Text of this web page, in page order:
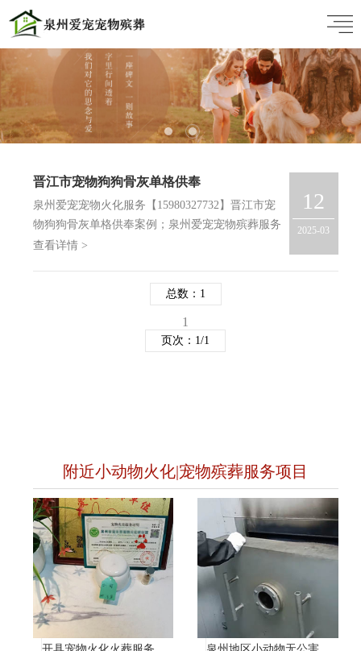
晋江市宠物狗狗骨灰单格供奉
泉州爱宠宠物火化服务【15980327732】晋江市宠
物狗狗骨灰单格供奉案例；泉州爱宠宠物殡葬服务
是泉州动物火化服务机构，提供集体火化和单独火
人无法亲临现场，我们将派车接收小家伙，并提供
查看详情 >
12
2025-03
总数：1
1
页次：1/1
附近小动物火化|宠物殡葬服务项目